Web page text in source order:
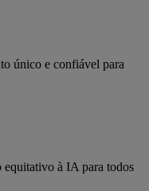
único e confiável para
equitativo à IA para todos